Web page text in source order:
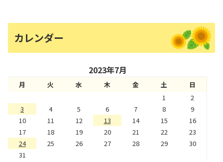
カレンダー
2023年7月
月 火 水 木 金 土
日
1
2
3
4 5 6 7 8
9
10
11 12 13 14 15
16
17
18 19 20 21 22
23
24
25 26 27 28 29
30
31